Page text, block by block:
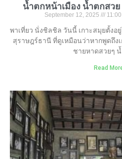
น้ำตกหน้าเมือง น้ำตกสว
September 12, 2025 11:00
พาเที่ยว นั่งชิลชิล วันนี้ เกาะสมุยตั้งอ
สุราษฎร์ธานี ที่ดูเหมือนว่าหากพูดถึง
ชายหาดสวยๆ น้
Read